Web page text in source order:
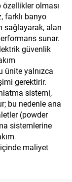
olması
farklı banyo
sağlayarak, alan
sunar.
güvenlik
ünite yalnızca
gerektirir.
sistemi,
bu nedenle ana
(powder
sistemlerine
maliyet